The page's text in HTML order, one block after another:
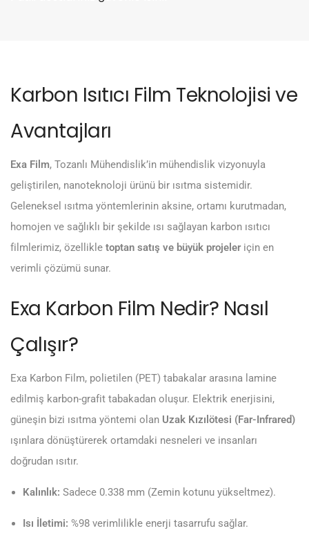
Karbon Isıtıcı Film Teknolojisi ve
Avantajları
Exa Film, Tozanlı Mühendislik’in mühendislik vizyonuyla
geliştirilen, nanoteknoloji ürünü bir ısıtma sistemidir.
Geleneksel ısıtma yöntemlerinin aksine, ortamı kurutmadan,
homojen ve sağlıklı bir şekilde ısı sağlayan karbon ısıtıcı
filmlerimiz, özellikle toptan satış ve büyük projeleriçin en
verimli çözümü sunar.
Exa Karbon Film Nedir? Nasıl
Çalışır?
Exa Karbon Film, polietilen (PET) tabakalar arasına lamine
edilmiş karbon-grafit tabakadan oluşur. Elektrik enerjisini,
güneşin bizi ısıtma yöntemi olan Uzak Kızılötesi (Far-Infrared)
ışınlara dönüştürerek ortamdaki nesneleri ve insanları
doğrudan ısıtır.
Kalınlık: Sadece 0.338 mm (Zemin kotunu yükseltmez).
Isı İletimi: %98 verimlilikle enerji tasarrufu sağlar.